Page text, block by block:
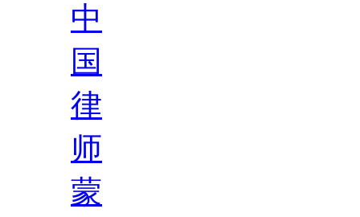
中
国
律
师
蒙